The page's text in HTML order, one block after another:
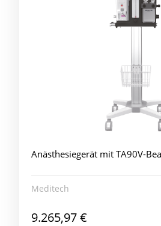
Anästhesiegerät mit TA90V-
Meditech
9.265,97 €